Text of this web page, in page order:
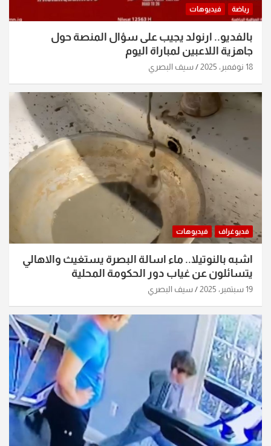
رياضة فيديوهات
بالفديو.. ارنولد يجيب على سؤال المنصة حول
جاهزية اللاعبين لمباراة اليوم
18 نوفمبر، 2025 سيف البصري
فديوغراف فيديوهات
اشبه بالنوتيلا.. ماء اسالة البصرة يستغيث والاهالي
يتسائلون عن غياب دور الحكومة المحلية
19 سبتمبر، 2025 سيف البصري